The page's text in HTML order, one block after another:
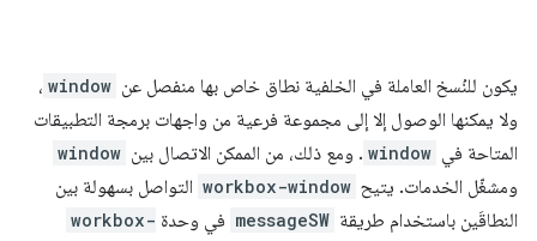
يكون للنُسخ العاملة في الخلفية نطاق خاص بها منفصل عن window ،
ولا يمكنها الوصول إلا إلى مجموعة فرعية من واجهات برمجة التطبيقات
المتاحة في window . ومع ذلك، من الممكن الاتصال بين window
ومشغّل الخدمات. يتيح workbox-window التواصل بسهولة بين
النطاقَين باستخدام طريقة messageSW في وحدة workbox-